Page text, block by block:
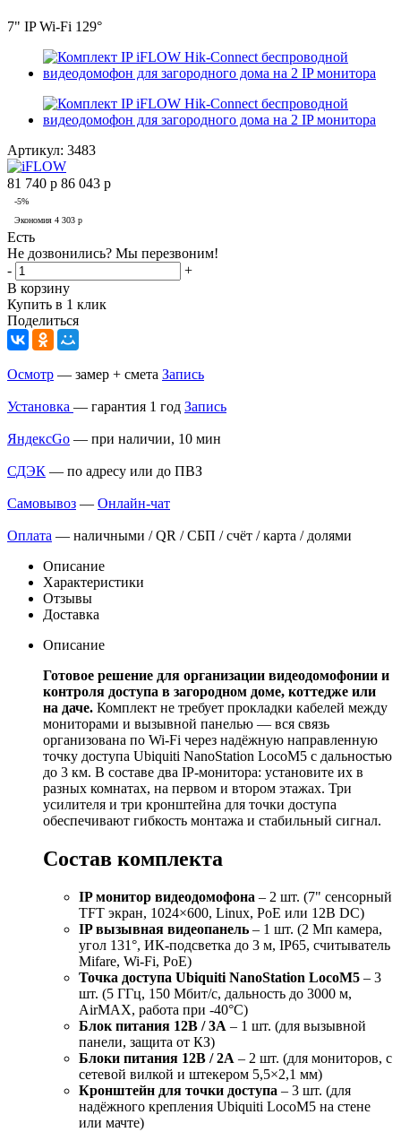
7" IP Wi-Fi 129°
Артикул: 3483
81 740 р 86 043 р
-5%
Экономия 4 303 р
Есть
Не дозвонились? Мы перезвоним!
-
+
В корзину
Купить в 1 клик
Поделиться
Осмотр — замер + смета Запись
Установка — гарантия 1 год Запись
ЯндексGo — при наличии, 10 мин
СДЭК — по адресу или до ПВЗ
Самовывоз — Онлайн-чат
Оплата — наличными / QR / СБП / счёт / карта / долями
Описание
Характеристики
Отзывы
Доставка
Описание
Готовое решение для организации видеодомофонии и
контроля доступа в загородном доме, коттедже или
на даче. Комплект не требует прокладки кабелей между
мониторами и вызывной панелью — вся связь
организована по Wi-Fi через надёжную направленную
точку доступа Ubiquiti NanoStation LocoM5 с дальностью
до 3 км. В составе два IP-монитора: установите их в
разных комнатах, на первом и втором этажах. Три
усилителя и три кронштейна для точки доступа
обеспечивают гибкость монтажа и стабильный сигнал.
Состав комплекта
IP монитор видеодомофона – 2 шт. (7" сенсорный
TFT экран, 1024×600, Linux, PoE или 12В DC)
IP вызывная видеопанель – 1 шт. (2 Мп камера,
угол 131°, ИК-подсветка до 3 м, IP65, считыватель
Mifare, Wi-Fi, PoE)
Точка доступа Ubiquiti NanoStation LocoM5 – 3
шт. (5 ГГц, 150 Мбит/с, дальность до 3000 м,
AirMAX, работа при -40°С)
Блок питания 12В / 3А – 1 шт. (для вызывной
панели, защита от КЗ)
Блоки питания 12В / 2А – 2 шт. (для мониторов, с
сетевой вилкой и штекером 5,5×2,1 мм)
Кронштейн для точки доступа – 3 шт. (для
надёжного крепления Ubiquiti LocoM5 на стене
или мачте)